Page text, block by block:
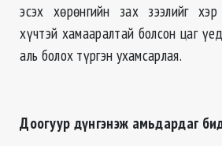
эсэх хөрөнгийн зах зээлийг хэр
хүчтэй хамааралтай болсон цаг
аль болох түргэн ухамсарлая.
Доогуур дүнгэнэж амьдардаг